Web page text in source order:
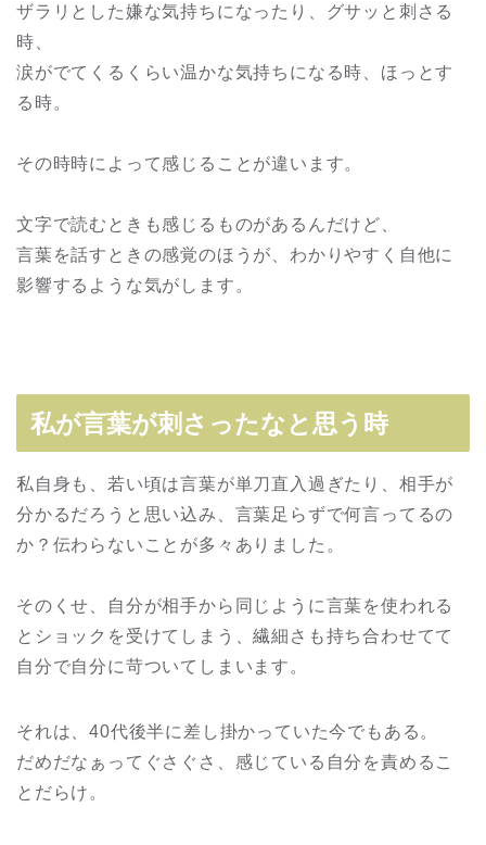
ザラリとした嫌な気持ちになったり、グサッと刺さる
時、
涙がでてくるくらい温かな気持ちになる時、ほっとす
る時。
その時時によって感じることが違います。
文字で読むときも感じるものがあるんだけど、
言葉を話すときの感覚のほうが、わかりやすく自他に
影響するような気がします。
私が言葉が刺さったなと思う時
私自身も、若い頃は言葉が単刀直入過ぎたり、相手が
分かるだろうと思い込み、言葉足らずで何言ってるの
か？伝わらないことが多々ありました。
そのくせ、自分が相手から同じように言葉を使われる
とショックを受けてしまう、繊細さも持ち合わせてて
自分で自分に苛ついてしまいます。
それは、40代後半に差し掛かっていた今でもある。
だめだなぁってぐさぐさ、感じている自分を責めるこ
とだらけ。